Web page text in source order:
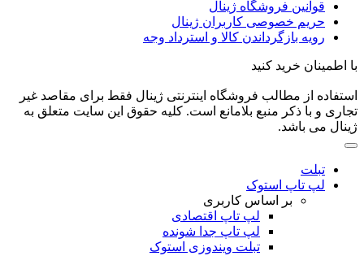
قوانین فروشگاه ژینال
حریم خصوصی کاربران ژینال
رویه بازگرداندن کالا و استرداد وجه
با اطمینان خرید کنید
استفاده از مطالب فروشگاه اینترنتی ژینال فقط برای مقاصد غیر
تجاری و با ذکر منبع بلامانع است. کلیه حقوق این سایت متعلق به
ژینال می باشد.
تبلت
لپ تاپ استوک
بر اساس کاربری
لپ تاپ اقتصادی
لپ تاپ جدا شونده
تبلت ویندوزی استوک